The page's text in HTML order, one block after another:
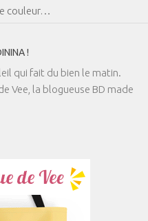
couleur…
!
qui fait du bien le matin.
Vee, la blogueuse BD made